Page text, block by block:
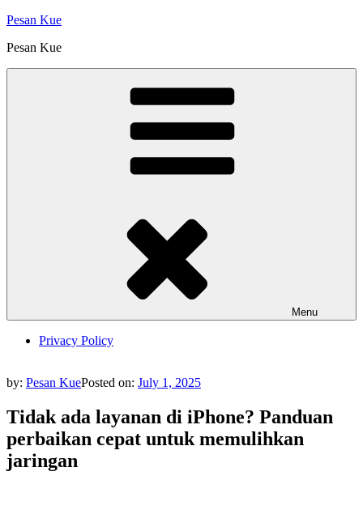
Skip
content
Pesan Kue
Pesan Kue
Menu
Privacy Policy
by: Pesan KuePosted on: July 1, 2025
Tidak ada layanan di iPhone? Panduan
perbaikan cepat untuk memulihkan
jaringan